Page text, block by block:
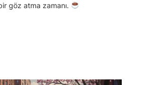
göz atma zamanı.